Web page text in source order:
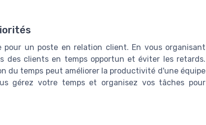
un poste en relation client. En vous organisant
des clients en temps opportun et éviter les retards.
du temps peut améliorer la productivité d'une équipe
gérez votre temps et organisez vos tâches pour